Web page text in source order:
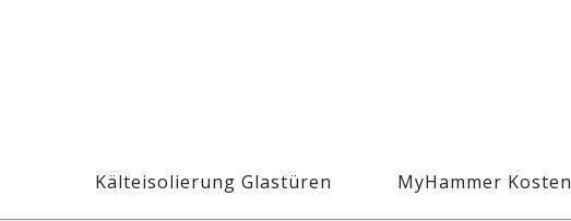
Kälteisolierung Glastüren MyHammer Kosten